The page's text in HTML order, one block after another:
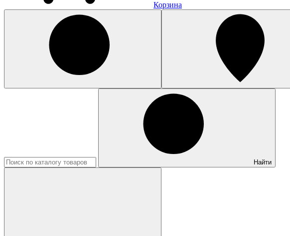
Корзина
Найти